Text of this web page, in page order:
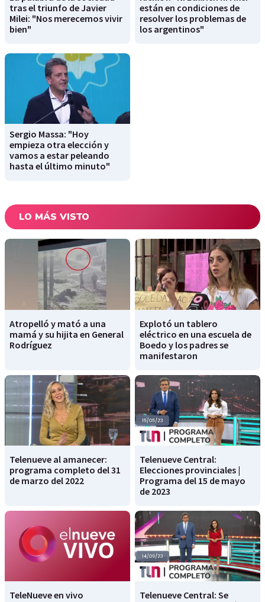
tras el triunfo de Javier
Milei: "Nos merecemos vivir
bien"
están en condiciones de
resolver los problemas de
los argentinos"
Sergio Massa: "Hoy
empieza otra elección y
vamos a estar peleando
hasta el último minuto"
LO MÁS VISTO
Atropelló y mató a una
mamá y su hijita en General
Rodríguez
Explotó un tablero
eléctrico en una escuela de
Boedo y los padres se
manifestaron
Telenueve al amanecer:
programa completo del 31
de marzo del 2022
Telenueve Central:
Elecciones provinciales |
Programa del 15 de mayo
de 2023
TeleNueve en vivo
Telenueve Central: Se